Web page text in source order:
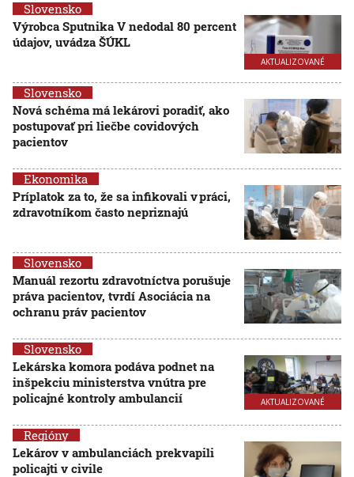
AKTUALIZOVANÉ
Slovensko
Výrobca Sputnika V nedodal 80 percent
údajov, uvádza ŠÚKL
Slovensko
Nová schéma má lekárovi poradiť, ako
postupovať pri liečbe covidových
pacientov
Ekonomika
Príplatok za to, že sa infikovali v práci,
zdravotníkom často nepriznajú
Slovensko
Manuál rezortu zdravotníctva porušuje
práva pacientov, tvrdí Asociácia na
ochranu práv pacientov
AKTUALIZOVANÉ
Slovensko
Lekárska komora podáva podnet na
inšpekciu ministerstva vnútra pre
policajné kontroly ambulancií
Regióny
Lekárov v ambulanciách prekvapili
policajti v civile